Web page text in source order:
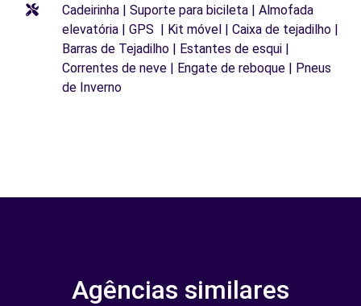
Cadeirinha | Suporte para bicileta | Almofada
elevatória | GPS | Kit móvel | Caixa de tejadilho |
Barras de Tejadilho | Estantes de esqui |
Correntes de neve | Engate de reboque | Pneus
de Inverno
Agências similares